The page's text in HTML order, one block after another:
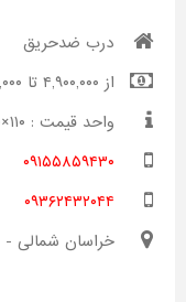
درب ضدحریق
از ۴,۹۰۰,۰۰۰ تا ۶,۰۰۰,۰۰۰ تومان
واحد قیمت : ۱۱۰×۲۱۰
۰۹۱۵۵۸۵۹۴۳۰
۰۹۳۶۲۴۳۲۰۴۴
خراسان شمالی -